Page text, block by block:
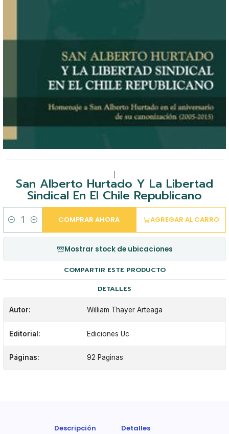
San Alberto Hurtado Y La Libertad
Sindical En El Chile Republicano
Cantidad
AGREGAR AL CARRO
COMPRAR AHORA
Mostrar stock de ubicaciones
COMPARTIR ESTE PRODUCTO
DETALLES
Autor: William Thayer Arteaga
Editorial: Ediciones Uc
Páginas: 92 Paginas
Descripción Detalles